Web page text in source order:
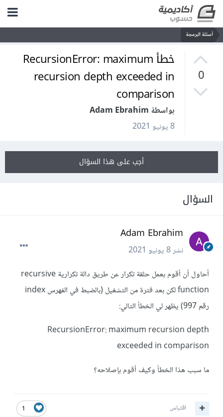
أسئلة البرمجة
0
خطأ RecursionError: maximum
recursion depth exceeded in
comparison
بواسطة Adam Ebrahim
8 يونيو 2021
أجب على هذا السؤال
السؤال
Adam Ebrahim
نشر8 يونيو 2021
أحاول أن أقوم بعمل حلقة تكرار عن طريق دالة تكرارية recursive
function لكن بعد فترة من التشغيل (بالضبط في الفهرس index
رقم 997) يظهر لي الخطأ التالي:
RecursionError: maximum recursion depth
exceeded in comparison
ما سبب هذا الخطأ وكيف أقوم بإصلاحه؟
1 اقتباس